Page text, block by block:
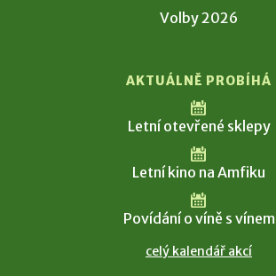
Volby 2026
AKTUÁLNĚ PROBÍHÁ
Letní otevřené sklepy
Letní kino na Amfiku
Povídání o víně s vínem
celý kalendář akcí